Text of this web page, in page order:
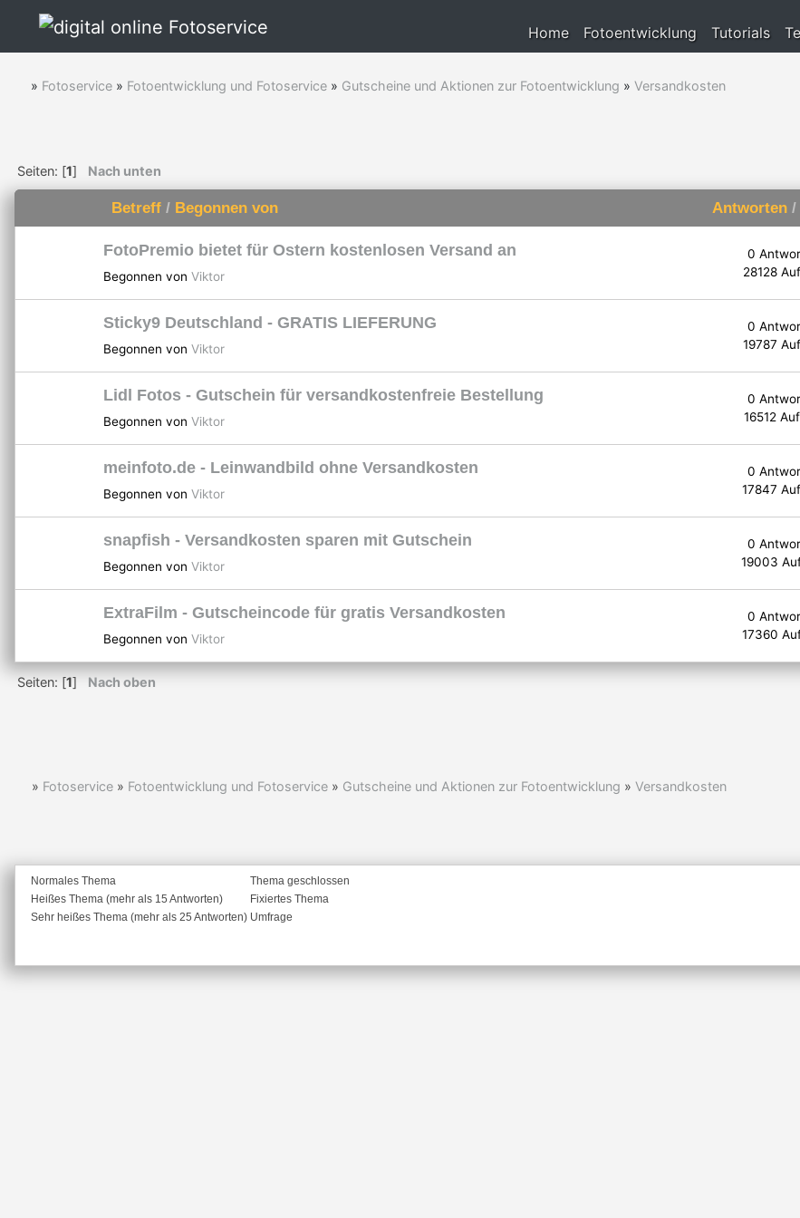
Home Fotoentwicklung Tutorials
» Fotoservice » Fotoentwicklung und Fotoservice » Gutscheine und Aktionen zur Fotoentwicklung » Versandkosten
Seiten: [1] Nach unten
Betreff/ Begonnen von Antworten /
FotoPremio bietet für Ostern kostenlosen Versand an
Begonnen von Viktor
0
28128
Sticky9 Deutschland - GRATIS LIEFERUNG
Begonnen von Viktor
0
19787
Lidl Fotos - Gutschein für versandkostenfreie Bestellung
Begonnen von Viktor
0
16512
meinfoto.de - Leinwandbild ohne Versandkosten
Begonnen von Viktor
0
17847
snapfish - Versandkosten sparen mit Gutschein
Begonnen von Viktor
0
19003
ExtraFilm - Gutscheincode für gratis Versandkosten
Begonnen von Viktor
0
17360
Seiten: [1] Nach oben
» Fotoservice » Fotoentwicklung und Fotoservice » Gutscheine und Aktionen zur Fotoentwicklung » Versandkosten
Normales Thema
Heißes Thema (mehr als 15 Antworten)
Sehr heißes Thema (mehr als 25 Antworten)
Thema geschlossen
Fixiertes Thema
Umfrage